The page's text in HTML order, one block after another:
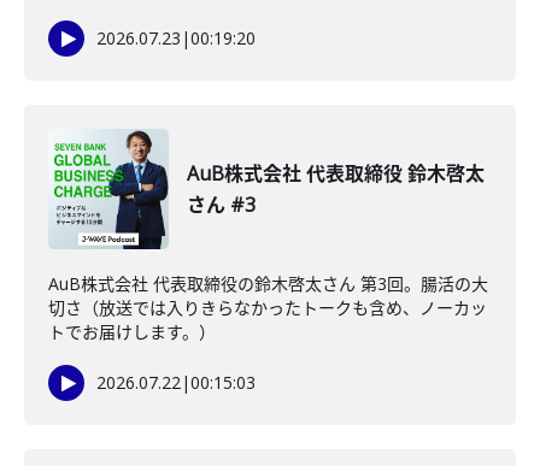
2026.07.23 |00:19:20
AuB株式会社 代表取締役 鈴木啓太
さん #3
AuB株式会社 代表取締役の鈴木啓太さん 第3回。腸活の大
切さ（放送では入りきらなかったトークも含め、ノーカッ
トでお届けします。）
2026.07.22|00:15:03